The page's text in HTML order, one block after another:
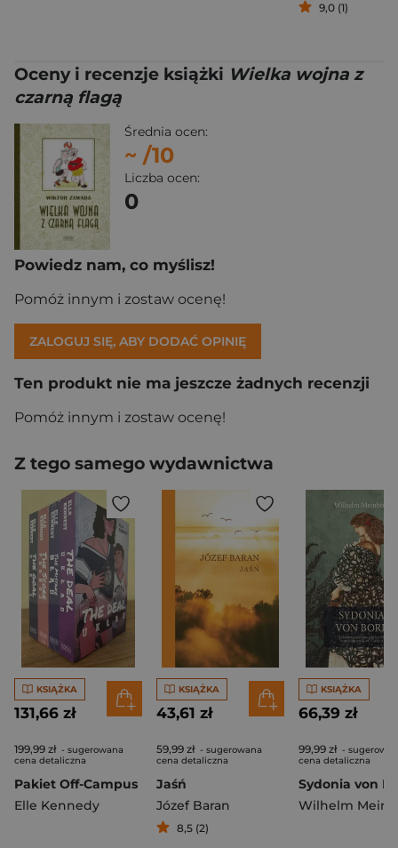
9,0 (1)
Oceny i recenzje książki Wielka wojna z
czarną flagą
Średnia ocen:
~ /10
Liczba ocen:
0
Powiedz nam, co myślisz!
Pomóż innym i zostaw ocenę!
ZALOGUJ SIĘ, ABY DODAĆ OPINIĘ
Ten produkt nie ma jeszcze żadnych recenzji
Pomóż innym i zostaw ocenę!
Z tego samego wydawnictwa
KSIĄŻKA
131,66 zł
199,99 zł - sugerowana
cena detaliczna
Pakiet Off-Campus
Elle Kennedy
KSIĄŻKA
43,61 zł
59,99 zł - sugerowana
cena detaliczna
Jaśń
Józef Baran
8,5 (2)
KSIĄŻKA
66,39 zł
99,99 zł -
cena detaliczna
Wilhelm